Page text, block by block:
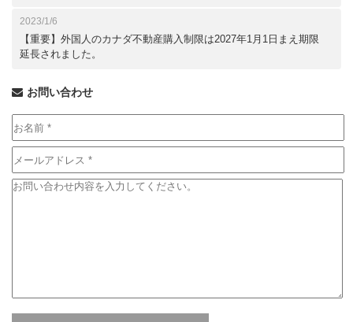
2023/1/6
【重要】外国人のカナダ不動産購入制限は2027年1月1日まえ期限
延長されました。
お問い合わせ